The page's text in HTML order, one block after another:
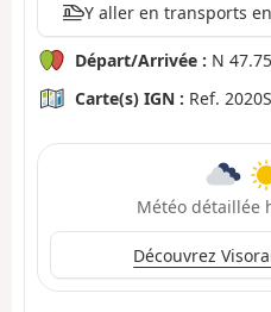
Y aller en transports
Départ/Arrivée : N
Carte(s) IGN : Ref.
Météo détaillée
Découvrez